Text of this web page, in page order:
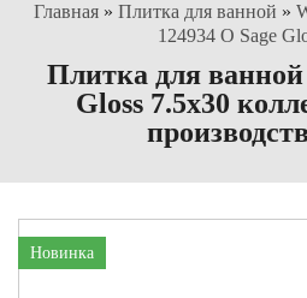
Главная » Плитка для ванной »
124934 O Sage
Плитка для ванной
Gloss 7.5x30
Новинка